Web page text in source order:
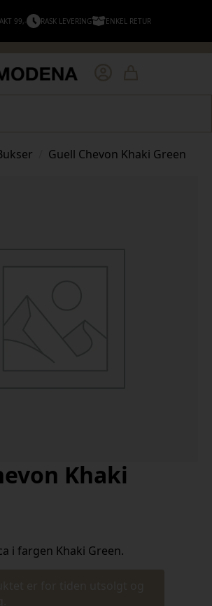
99,- RASK LEVERING ENKEL RETUR
Guell Chevon Khaki Green
Khaki
i fargen Khaki Green.